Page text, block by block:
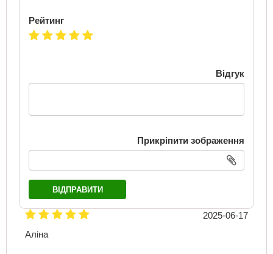
Рейтинг
Відгук
Прикріпити зображення
ВІДПРАВИТИ
2025-06-17
Аліна